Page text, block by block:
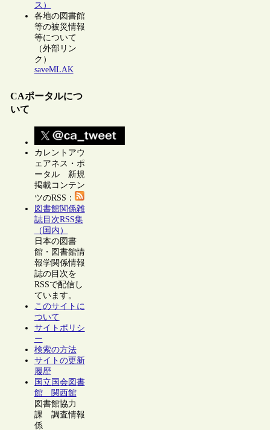
ス）
各地の図書館
等の被災情報
等について
（外部リン
ク）
saveMLAK
CAポータルにつ
いて
カレントアウ
ェアネス・ポ
ータル 新規
掲載コンテン
ツのRSS：
図書館関係雑
誌目次RSS集
（国内）
日本の図書
館・図書館情
報学関係情報
誌の目次を
RSSで配信し
ています。
このサイトに
ついて
サイトポリシ
ー
検索の方法
サイトの更新
履歴
国立国会図書
館 関西館
図書館協力
課 調査情報
係